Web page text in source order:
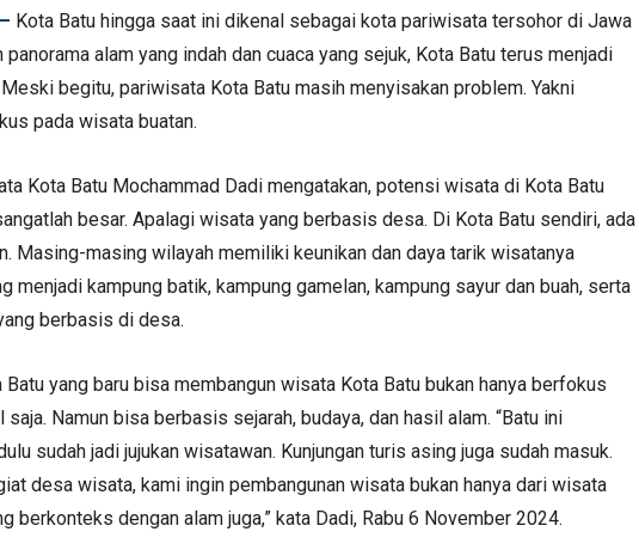
Kota Batu hingga saat ini dikenal sebagai kota pariwisata tersohor di Jawa
panorama alam yang indah dan cuaca yang sejuk, Kota Batu terus menjadi
begitu, pariwisata Kota Batu masih menyisakan problem. Yakni
pada wisata buatan.
Kota Batu Mochammad Dadi mengatakan, potensi wisata di Kota Batu
besar. Apalagi wisata yang berbasis desa. Di Kota Batu sendiri, ada
Masing-masing wilayah memiliki keunikan dan daya tarik wisatanya
menjadi kampung batik, kampung gamelan, kampung sayur dan buah, serta
berbasis di desa.
Batu yang baru bisa membangun wisata Kota Batu bukan hanya berfokus
Namun bisa berbasis sejarah, budaya, dan hasil alam. “Batu ini
sudah jadi jujukan wisatawan. Kunjungan turis asing juga sudah masuk.
desa wisata, kami ingin pembangunan wisata bukan hanya dari wisata
berkonteks dengan alam juga,” kata Dadi, Rabu 6 November 2024.